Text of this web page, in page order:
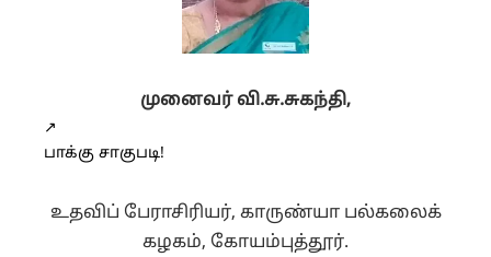
முனைவர் வி.சு.சுகந்தி,
↗️
பாக்கு சாகுபடி!
உதவிப் பேராசிரியர், காருண்யா பல்கலைக்
கழகம், கோயம்புத்தூர்.